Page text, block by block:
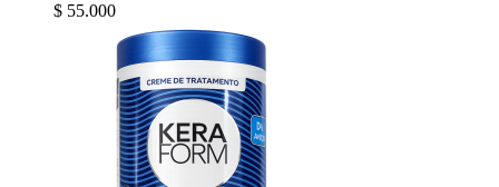
$ 55.000